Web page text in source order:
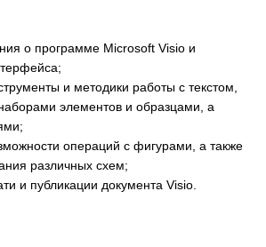
о программе Microsoft Visio и
и методики работы с текстом,
элементов и образцами, а
операций с фигурами, а также
различных схем;
и публикации документа Visio.